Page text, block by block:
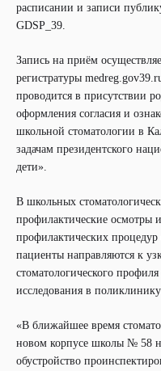
расписании и записи
GDSP_39.
Запись на приём
регистратуры
проводится в присутствии
оформления согласия и
школьной стоматологии в
задачам президентского
дети».
В школьных
профилактические осмотры
профилактических
пациенты направляются к
стоматологического
исследования в поликлинику.
«В ближайшее время
новом корпусе школы № 58
обустройство